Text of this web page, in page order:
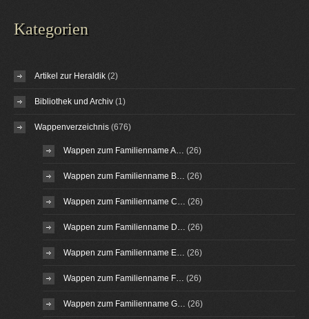
Kategorien
Artikel zur Heraldik (2)
Bibliothek und Archiv (1)
Wappenverzeichnis (676)
Wappen zum Familienname A… (26)
Wappen zum Familienname B… (26)
Wappen zum Familienname C… (26)
Wappen zum Familienname D… (26)
Wappen zum Familienname E… (26)
Wappen zum Familienname F… (26)
Wappen zum Familienname G… (26)